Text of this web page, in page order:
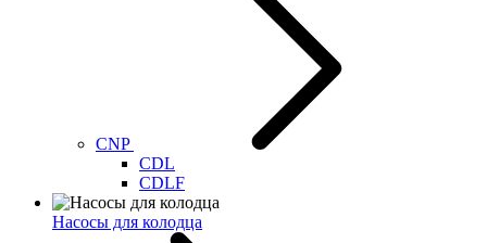
CNP
CDL
CDLF
Насосы для колодца